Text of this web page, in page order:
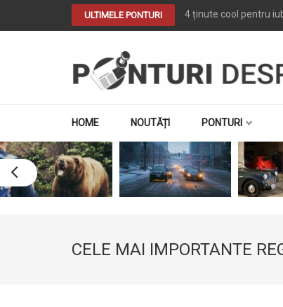
ULTIMELE PONTURI 4 ținute cool pentru
PONTURI DESPRE
HOME NOUTĂȚI PONTURI
CELE MAI IMPORTANTE